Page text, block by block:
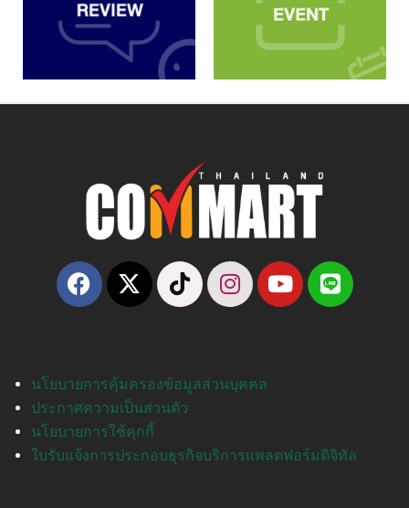
นโยบายการคุ้มครองข้อมูลส่วนบุคคล
ประกาศความเป็นส่วนตัว
นโยบายการใช้คุกกี้
ใบรับแจ้งการประกอบธุรกิจบริการแพลตฟอร์มดิจิทัล